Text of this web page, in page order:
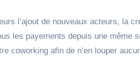
l’ajout de nouveaux acteurs, la
les payements depuis une
coworking afin de n’en louper